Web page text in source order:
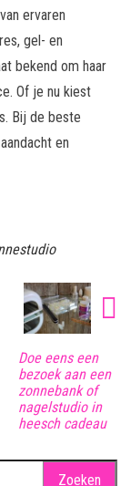
ervaren
gel- en
bekend om haar
Of je nu kiest
Bij de beste
en
Doe eens een
bezoek aan een
zonnebank of
nagelstudio in
heesch cadeau